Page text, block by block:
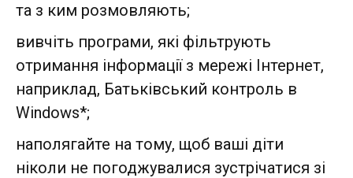
та з ким розмовляють;
вивчіть програми, які фільтрують
отримання інформації з мережі Інтернет,
наприклад, Батьківський контроль в
Windows*;
наполягайте на тому, щоб ваші діти
ніколи не погоджувалися зустрічатися зі